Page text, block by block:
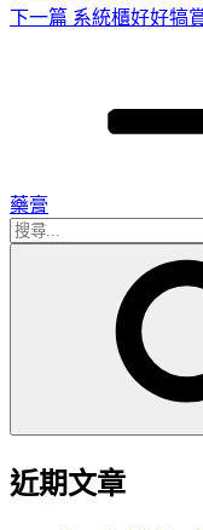
下
下一篇 系統櫃好好犒
藥膏
搜
近期文章